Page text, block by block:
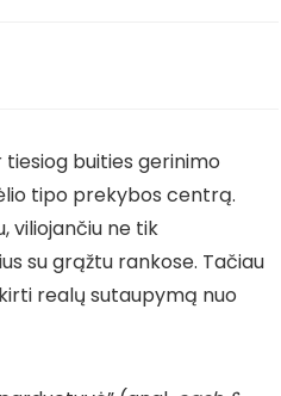
buities gerinimo
tipo prekybos centrą.
viliojančiu ne tik
su grąžtu rankose. Tačiau
realų sutaupymą nuo